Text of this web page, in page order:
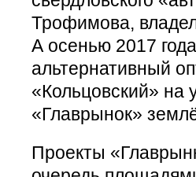
Трофимова,
А осенью 2017
альтернативный
«Кольцовский» на
«Главрынок»
Проекты